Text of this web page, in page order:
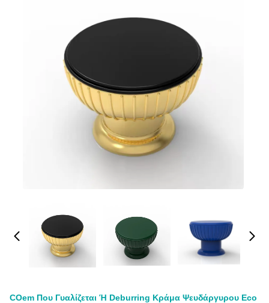
COem Που Γυαλίζεται Ή Deburring Κράμα Ψευδάργυρου Eco